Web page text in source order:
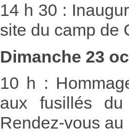
14 h 30 :
site du camp de
Dimanche 23
10 h :
aux fusillés
Rendez-vous